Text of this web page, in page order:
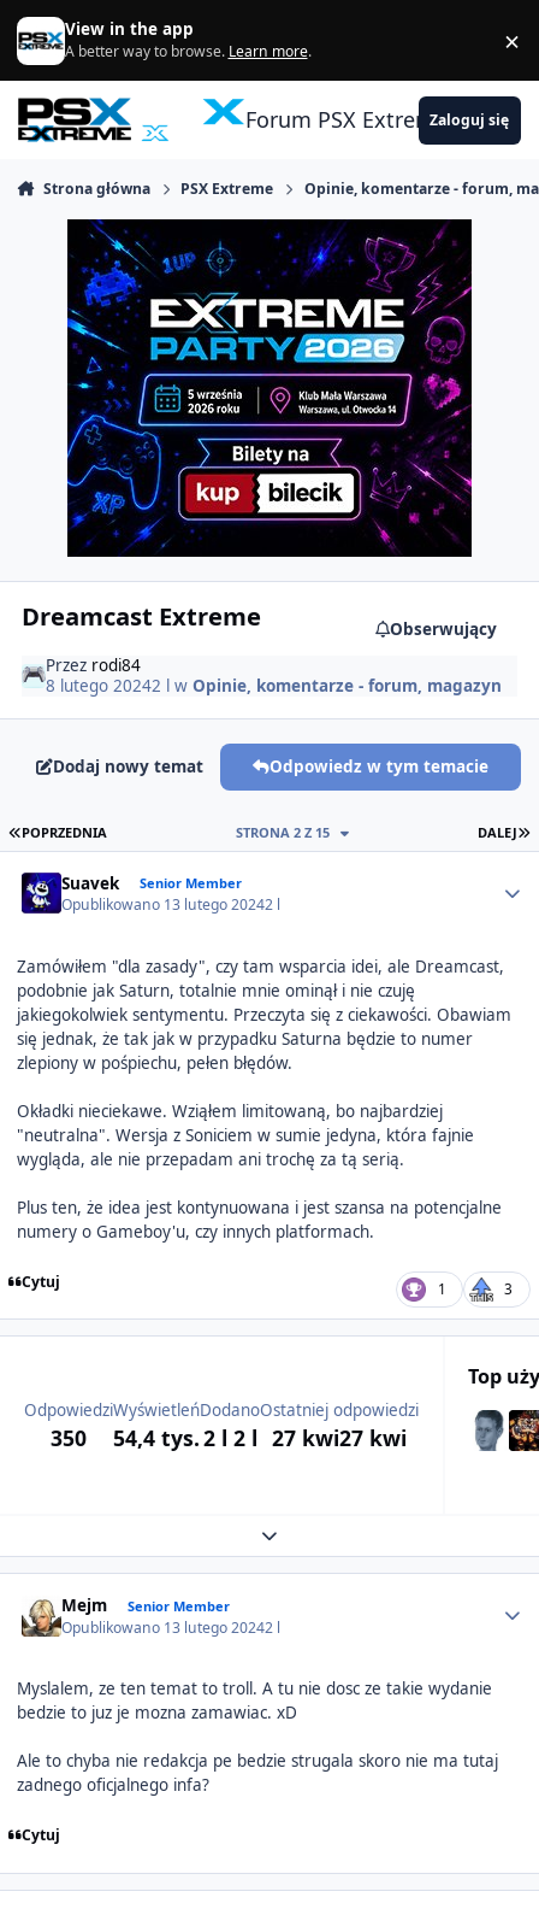
Skocz do zawartości
View in the app
A better way to browse. Learn more. ×
Forum PSX ExtremeZaloguj się
Strona główna PSX Extreme Opinie, komentarze - forum,
Dreamcast Extreme
Obserwujący
Przez rodi84
8 lutego 20242 l w Opinie, komentarze - forum, magazyn
Dodaj nowy temat Odpowiedz w tym temacie
PIERWSZA STRONA
POPRZEDNIA DALEJ
STRONA 2 Z 15
Suavek Senior Member
Opublikowano 13 lutego 20242 l
Zamówiłem "dla zasady", czy tam wsparcia idei, ale Dreamcast,
podobnie jak Saturn, totalnie mnie ominął i nie czuję
jakiegokolwiek sentymentu. Przeczyta się z ciekawości. Obawiam
się jednak, że tak jak w przypadku Saturna będzie to numer
zlepiony w pośpiechu, pełen błędów.
Okładki nieciekawe. Wziąłem limitowaną, bo najbardziej
"neutralna". Wersja z Soniciem w sumie jedyna, która fajnie
wygląda, ale nie przepadam ani trochę za tą serią.
Plus ten, że idea jest kontynuowana i jest szansa na potencjalne
numery o Gameboy'u, czy innych platformach.
Cytuj 1 3
Odpowiedzi
350
Wyświetleń
54,4 tys.
Dodano
2 l 2 l
Ostatniej odpowiedzi
27 kwi27 kwi
Top
Expand topic overview
Mejm Senior Member
Opublikowano 13 lutego 20242 l
Myslalem, ze ten temat to troll. A tu nie dosc ze takie wydanie
bedzie to juz je mozna zamawiac. xD
Ale to chyba nie redakcja pe bedzie strugala skoro nie ma tutaj
zadnego oficjalnego infa?
Cytuj